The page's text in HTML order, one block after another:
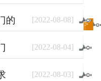
的
[2022-08-08]
[2022-08-04]
[2022-08-03]
进入新闻 频道>>